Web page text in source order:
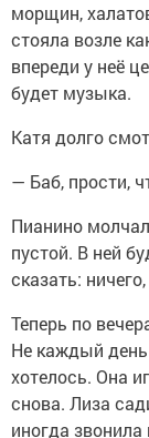
морщин,
стояла возле
впереди у неё
будет музыка.
Катя долго
— Баб, прости,
Пианино
пустой. В ней
сказать:
Теперь по
Не каждый день
хотелось. Она
снова. Лиза
иногда